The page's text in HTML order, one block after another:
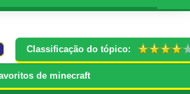
Classificação do tópico:
de minecraft